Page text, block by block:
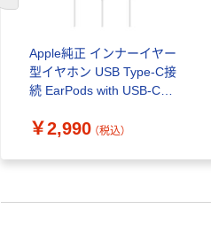
Apple純正 インナーイヤー
型イヤホン USB Type-C接
続 EarPods with USB-C
￥2,990 （税込）